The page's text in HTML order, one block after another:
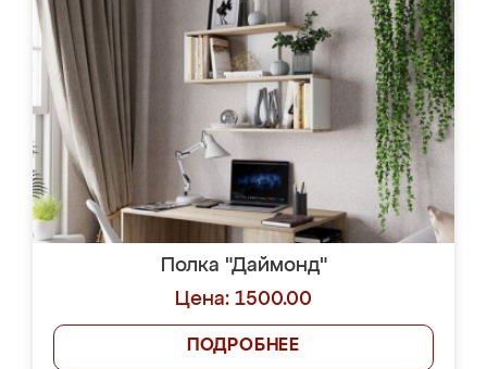
Полка "Даймонд"
Цена: 1500.00
ПОДРОБНЕЕ